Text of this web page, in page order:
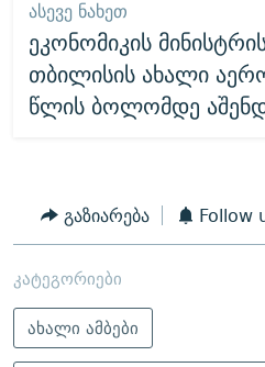
ᲐᲡᲔᲕᲔ ᲜᲐᲮᲔᲗ
ეკონომიკის
თბილისის ახალი
წლის ბოლომდე
გაზიარება Follow
კატეგორიები
ახალი ამბები